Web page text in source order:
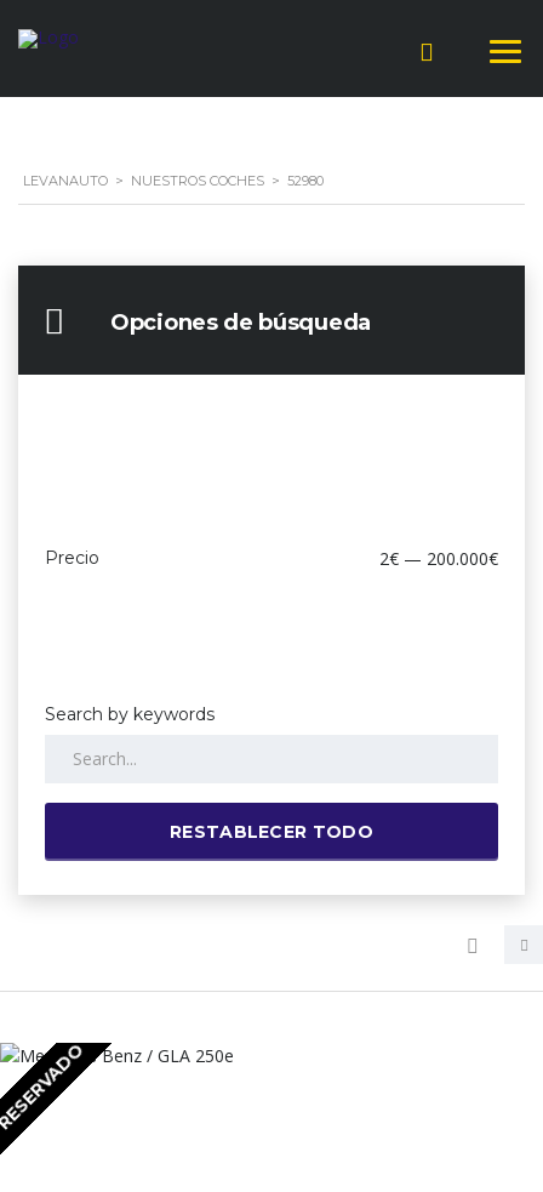
LEVANAUTO > NUESTROS COCHES > 52980
Opciones de búsqueda
Precio 2€ — 200.000€
Search by keywords
RESTABLECER TODO